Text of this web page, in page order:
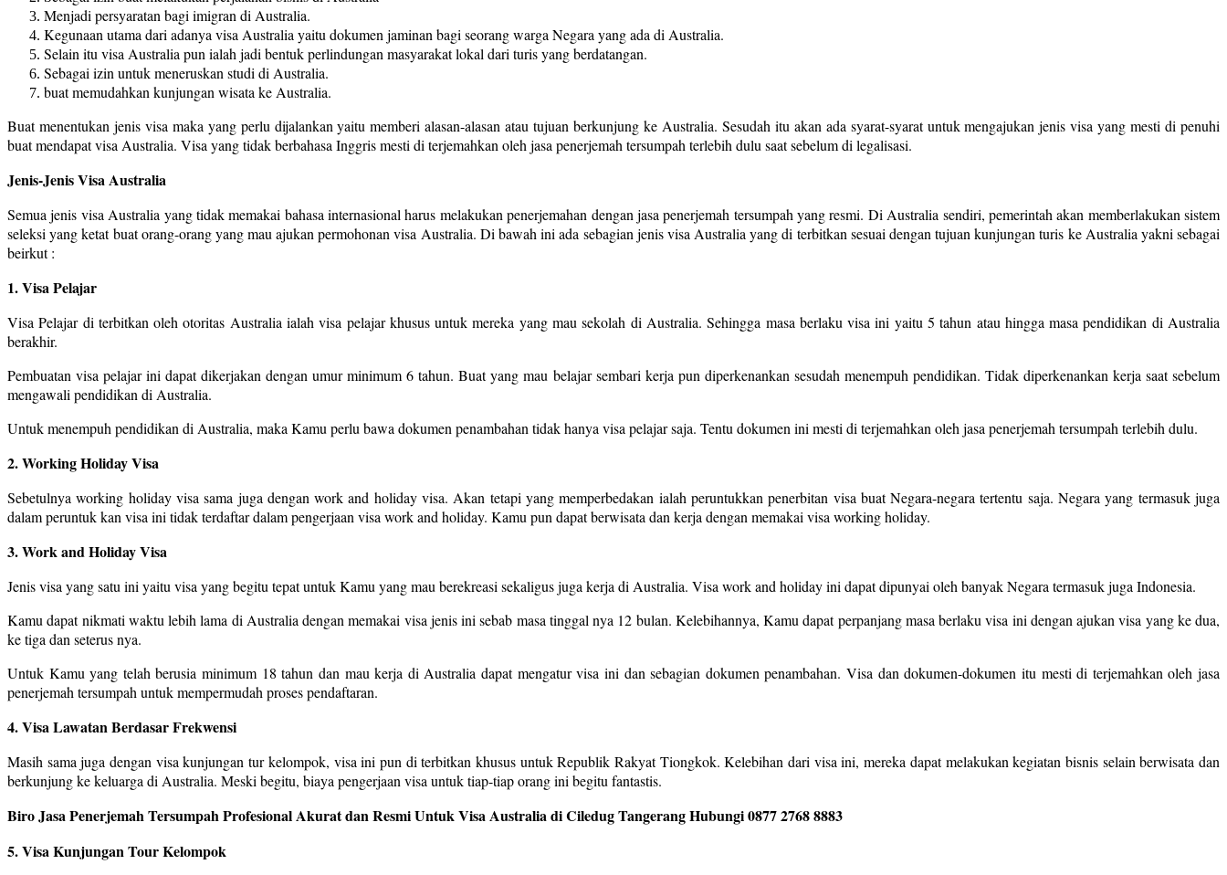
Menjadi persyaratan bagi imigran di Australia.
Kegunaan utama dari adanya visa Australia yaitu dokumen jaminan bagi seorang warga Negara yang ada di Australia.
Selain itu visa Australia pun ialah jadi bentuk perlindungan masyarakat lokal dari turis yang berdatangan.
Sebagai izin untuk meneruskan studi di Australia.
buat memudahkan kunjungan wisata ke Australia.
Buat menentukan jenis visa maka yang perlu dijalankan yaitu memberi alasan-alasan atau tujuan berkunjung ke Australia. Sesudah itu akan ada syarat-syarat untuk mengajukan jenis visa yang mesti di penuhi
buat mendapat visa Australia. Visa yang tidak berbahasa Inggris mesti di terjemahkan oleh jasa penerjemah tersumpah terlebih dulu saat sebelum di legalisasi.
Jenis-Jenis Visa Australia
Semua jenis visa Australia yang tidak memakai bahasa internasional harus melakukan penerjemahan dengan jasa penerjemah tersumpah yang resmi. Di Australia sendiri, pemerintah akan memberlakukan sistem
seleksi yang ketat buat orang-orang yang mau ajukan permohonan visa Australia. Di bawah ini ada sebagian jenis visa Australia yang di terbitkan sesuai dengan tujuan kunjungan turis ke Australia yakni sebagai
beirkut :
1. Visa Pelajar
Visa Pelajar di terbitkan oleh otoritas Australia ialah visa pelajar khusus untuk mereka yang mau sekolah di Australia. Sehingga masa berlaku visa ini yaitu 5 tahun atau hingga masa pendidikan di Australia
berakhir.
Pembuatan visa pelajar ini dapat dikerjakan dengan umur minimum 6 tahun. Buat yang mau belajar sembari kerja pun diperkenankan sesudah menempuh pendidikan. Tidak diperkenankan kerja saat sebelum
mengawali pendidikan di Australia.
Untuk menempuh pendidikan di Australia, maka Kamu perlu bawa dokumen penambahan tidak hanya visa pelajar saja. Tentu dokumen ini mesti di terjemahkan oleh jasa penerjemah tersumpah terlebih dulu.
2. Working Holiday Visa
Sebetulnya working holiday visa sama juga dengan work and holiday visa. Akan tetapi yang memperbedakan ialah peruntukkan penerbitan visa buat Negara-negara tertentu saja. Negara yang termasuk juga
dalam peruntuk kan visa ini tidak terdaftar dalam pengerjaan visa work and holiday. Kamu pun dapat berwisata dan kerja dengan memakai visa working holiday.
3. Work and Holiday Visa
Jenis visa yang satu ini yaitu visa yang begitu tepat untuk Kamu yang mau berekreasi sekaligus juga kerja di Australia. Visa work and holiday ini dapat dipunyai oleh banyak Negara termasuk juga Indonesia.
Kamu dapat nikmati waktu lebih lama di Australia dengan memakai visa jenis ini sebab masa tinggal nya 12 bulan. Kelebihannya, Kamu dapat perpanjang masa berlaku visa ini dengan ajukan visa yang ke dua,
ke tiga dan seterus nya.
Untuk Kamu yang telah berusia minimum 18 tahun dan mau kerja di Australia dapat mengatur visa ini dan sebagian dokumen penambahan. Visa dan dokumen-dokumen itu mesti di terjemahkan oleh jasa
penerjemah tersumpah untuk mempermudah proses pendaftaran.
4. Visa Lawatan Berdasar Frekwensi
Masih sama juga dengan visa kunjungan tur kelompok, visa ini pun di terbitkan khusus untuk Republik Rakyat Tiongkok. Kelebihan dari visa ini, mereka dapat melakukan kegiatan bisnis selain berwisata dan
berkunjung ke keluarga di Australia. Meski begitu, biaya pengerjaan visa untuk tiap-tiap orang ini begitu fantastis.
Biro Jasa Penerjemah Tersumpah Profesional Akurat dan Resmi Untuk Visa Australia di Ciledug Tangerang Hubungi 0877 2768 8883
5. Visa Kunjungan Tour Kelompok